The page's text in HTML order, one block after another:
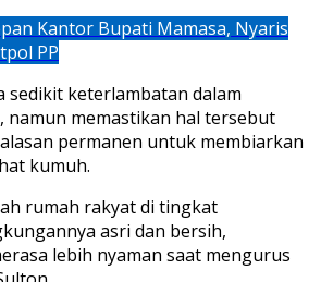
Kantor Bupati Mamasa, Nyaris
PP
sedikit keterlambatan dalam
namun memastikan hal tersebut
permanen untuk membiarkan
kumuh.
rumah rakyat di tingkat
asri dan bersih,
lebih nyaman saat mengurus